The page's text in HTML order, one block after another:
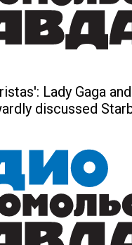
Lady Gaga
discussed